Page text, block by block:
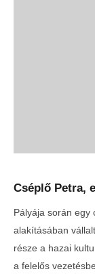
Cséplő Petra,
Pályája során egy
alakításában
része a hazai
a felelős